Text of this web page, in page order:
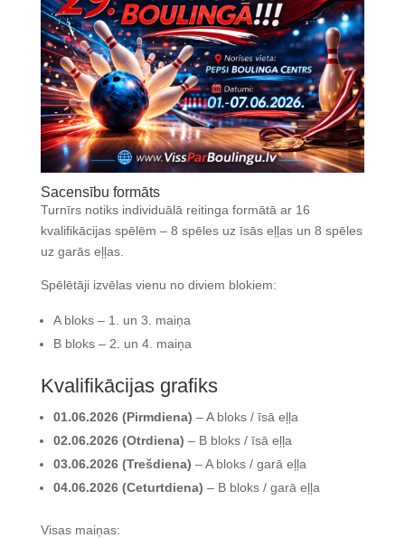
Sacensību formāts
Turnīrs notiks individuālā reitinga formātā ar 16
kvalifikācijas spēlēm – 8 spēles uz īsās eļļas un 8 spēles
uz garās eļļas.
Spēlētāji izvēlas vienu no diviem blokiem:
A bloks – 1. un 3. maiņa
B bloks – 2. un 4. maiņa
Kvalifikācijas grafiks
01.06.2026 (Pirmdiena) – A bloks / īsā eļļa
02.06.2026 (Otrdiena) – B bloks / īsā eļļa
03.06.2026 (Trešdiena) – A bloks / garā eļļa
04.06.2026 (Ceturtdiena) – B bloks / garā eļļa
Visas maiņas: